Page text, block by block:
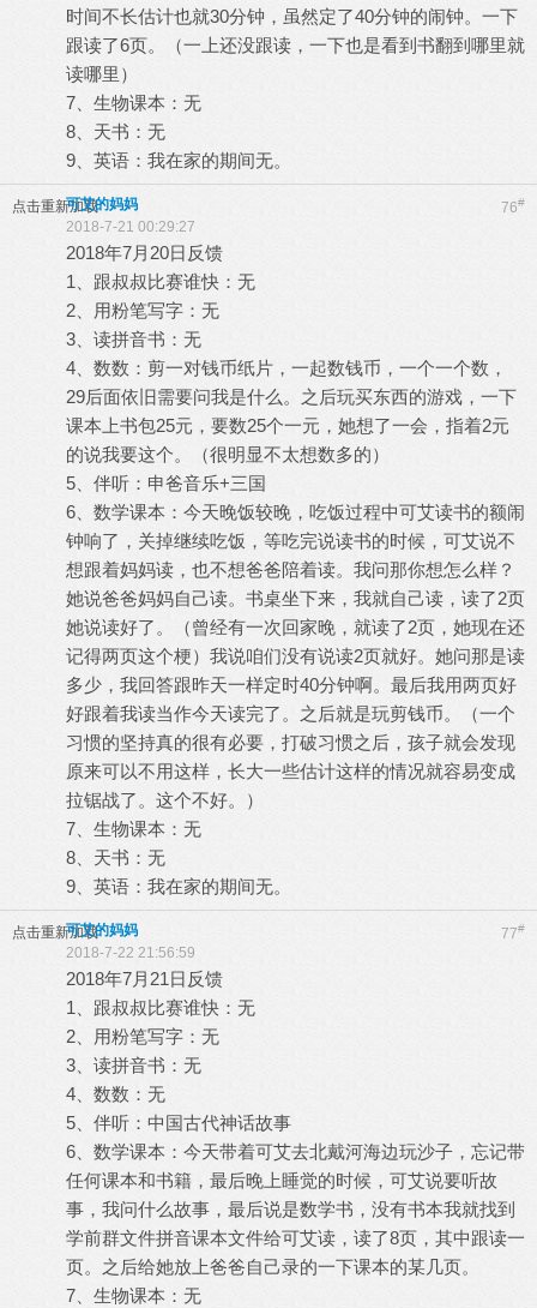
时间不长估计也就30分钟，虽然定了40分钟的闹钟。一下
跟读了6页。（一上还没跟读，一下也是看到书翻到哪里就
读哪里）
7、生物课本：无
8、天书：无
9、英语：我在家的期间无。
点击重新加载 76#
可艾的妈妈
2018-7-21 00:29:27
2018年7月20日反馈
1、跟叔叔比赛谁快：无
2、用粉笔写字：无
3、读拼音书：无
4、数数：剪一对钱币纸片，一起数钱币，一个一个数，
29后面依旧需要问我是什么。之后玩买东西的游戏，一下
课本上书包25元，要数25个一元，她想了一会，指着2元
的说我要这个。（很明显不太想数多的）
5、伴听：申爸音乐+三国
6、数学课本：今天晚饭较晚，吃饭过程中可艾读书的额闹
钟响了，关掉继续吃饭，等吃完说读书的时候，可艾说不
想跟着妈妈读，也不想爸爸陪着读。我问那你想怎么样？
她说爸爸妈妈自己读。书桌坐下来，我就自己读，读了2页
她说读好了。（曾经有一次回家晚，就读了2页，她现在还
记得两页这个梗）我说咱们没有说读2页就好。她问那是读
多少，我回答跟昨天一样定时40分钟啊。最后我用两页好
好跟着我读当作今天读完了。之后就是玩剪钱币。（一个
习惯的坚持真的很有必要，打破习惯之后，孩子就会发现
原来可以不用这样，长大一些估计这样的情况就容易变成
拉锯战了。这个不好。）
7、生物课本：无
8、天书：无
9、英语：我在家的期间无。
点击重新加载 77#
可艾的妈妈
2018-7-22 21:56:59
2018年7月21日反馈
1、跟叔叔比赛谁快：无
2、用粉笔写字：无
3、读拼音书：无
4、数数：无
5、伴听：中国古代神话故事
6、数学课本：今天带着可艾去北戴河海边玩沙子，忘记带
任何课本和书籍，最后晚上睡觉的时候，可艾说要听故
事，我问什么故事，最后说是数学书，没有书本我就找到
学前群文件拼音课本文件给可艾读，读了8页，其中跟读一
页。之后给她放上爸爸自己录的一下课本的某几页。
7、生物课本：无